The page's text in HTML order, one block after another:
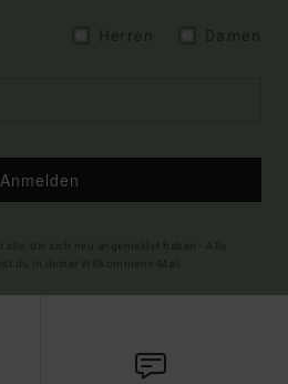
Anmelden